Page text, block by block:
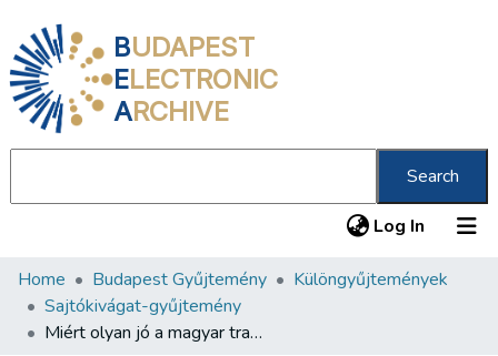
BUDAPEST
ELECTRONIC
ARCHIVE
Search
Log In (current)
Communities & Collections
All of DSpace
Home Budapest Gyűjtemény
Különgyűjtemények
Sajtókivágat-gyűjtemény
Miért olyan jó a magyar trafik?